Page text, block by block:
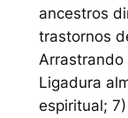
ancestros
trastornos
Ligadura
espiritual;